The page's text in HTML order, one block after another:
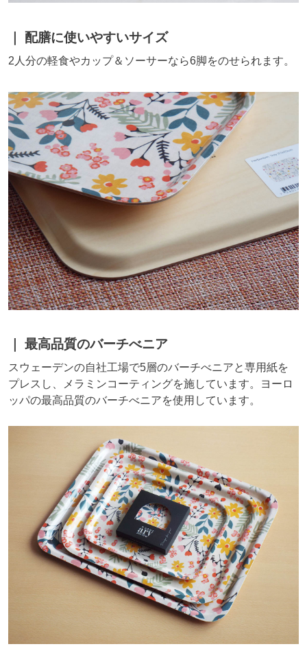
配膳に使いやすいサイズ
2人分の軽食やカップ＆ソーサーなら6脚をのせられます。
最高品質のバーチべニア
スウェーデンの自社工場で5層のバーチべニアと専用紙を
プレスし、メラミンコーティングを施しています。ヨーロ
ッパの最高品質のバーチべニアを使用しています。